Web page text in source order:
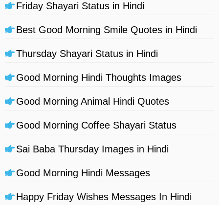
Friday Shayari Status in Hindi
Best Good Morning Smile Quotes in Hindi
Thursday Shayari Status in Hindi
Good Morning Hindi Thoughts Images
Good Morning Animal Hindi Quotes
Good Morning Coffee Shayari Status
Sai Baba Thursday Images in Hindi
Good Morning Hindi Messages
Happy Friday Wishes Messages In Hindi